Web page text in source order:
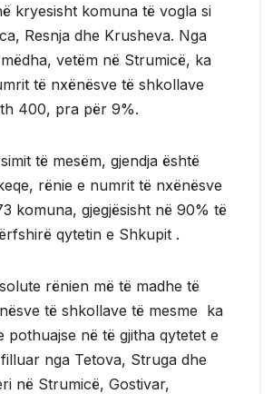
kryesisht komuna të vogla si
Resnja dhe Krusheva. Nga
vetëm në Strumicë, ka
të nxënësve të shkollave
400, pra për 9%.
të mesëm, gjendja është
rënie e numrit të nxënësve
komuna, gjegjësisht në 90% të
qytetin e Shkupit .
rënien më të madhe të
të shkollave të mesme ka
pothuajse në të gjitha qytetet e
nga Tetova, Struga dhe
në Strumicë, Gostivar,